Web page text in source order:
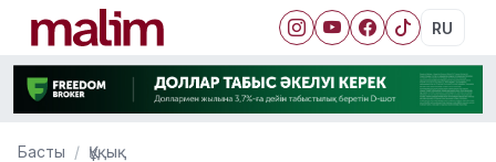
RU
Басты Құқық